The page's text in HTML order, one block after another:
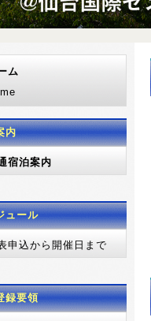
ム
内
宿泊案内
ュール
申込から開催日まで
録要領